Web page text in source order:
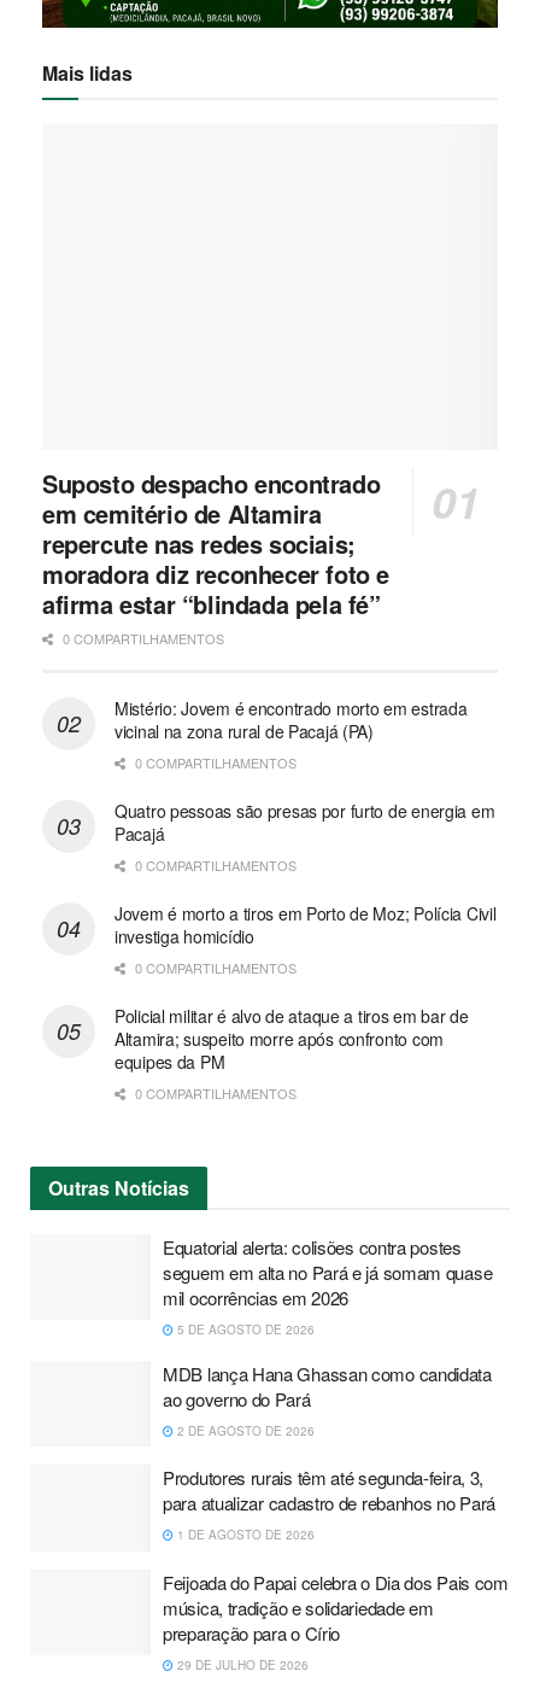
Mais lidas
Suposto despacho encontrado
em cemitério de Altamira
repercute nas redes sociais;
moradora diz reconhecer foto e
afirma estar “blindada pela fé”
0 COMPARTILHAMENTOS
Mistério: Jovem é encontrado morto em estrada
vicinal na zona rural de Pacajá (PA)
0 COMPARTILHAMENTOS
Quatro pessoas são presas por furto de energia em
Pacajá
0 COMPARTILHAMENTOS
Jovem é morto a tiros em Porto de Moz; Polícia Civil
investiga homicídio
0 COMPARTILHAMENTOS
Policial militar é alvo de ataque a tiros em bar de
Altamira; suspeito morre após confronto com
equipes da PM
0 COMPARTILHAMENTOS
Outras Notícias
Equatorial alerta: colisões contra postes
seguem em alta no Pará e já somam quase
mil ocorrências em 2026
5 DE AGOSTO DE 2026
MDB lança Hana Ghassan como candidata
ao governo do Pará
2 DE AGOSTO DE 2026
Produtores rurais têm até segunda-feira, 3,
para atualizar cadastro de rebanhos no Pará
1 DE AGOSTO DE 2026
Feijoada do Papai celebra o Dia dos Pais com
música, tradição e solidariedade em
preparação para o Círio
29 DE JULHO DE 2026